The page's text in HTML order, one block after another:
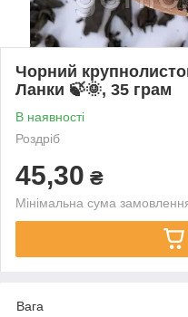
Чорний
Ланки 🍃🌞, 35 грам
В наявності
Роздріб
45,30 ₴
Мінімальна сума
Вага